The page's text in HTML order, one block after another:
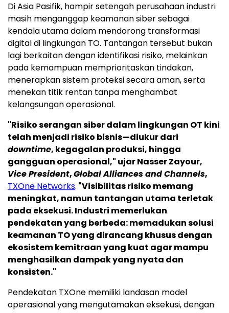
Di Asia Pasifik, hampir setengah perusahaan industri
masih menganggap keamanan siber sebagai
kendala utama dalam mendorong transformasi
digital di lingkungan TO. Tantangan tersebut bukan
lagi berkaitan dengan identifikasi risiko, melainkan
pada kemampuan memprioritaskan tindakan,
menerapkan sistem proteksi secara aman, serta
menekan titik rentan tanpa menghambat
kelangsungan operasional.
"Risiko serangan siber dalam lingkungan OT kini
telah menjadi risiko bisnis—diukur dari
downtime, kegagalan produksi, hingga
gangguan operasional," ujar Nasser Zayour,
Vice President,Global Alliances and Channels,
TXOne Networks. "Visibilitas risiko memang
meningkat, namun tantangan utama terletak
pada eksekusi. Industri memerlukan
pendekatan yang berbeda: memadukan solusi
keamanan TO yang dirancang khusus dengan
ekosistem kemitraan yang kuat agar mampu
menghasilkan dampak yang nyata dan
konsisten."
Pendekatan TXOne memiliki landasan model
operasional yang mengutamakan eksekusi, dengan